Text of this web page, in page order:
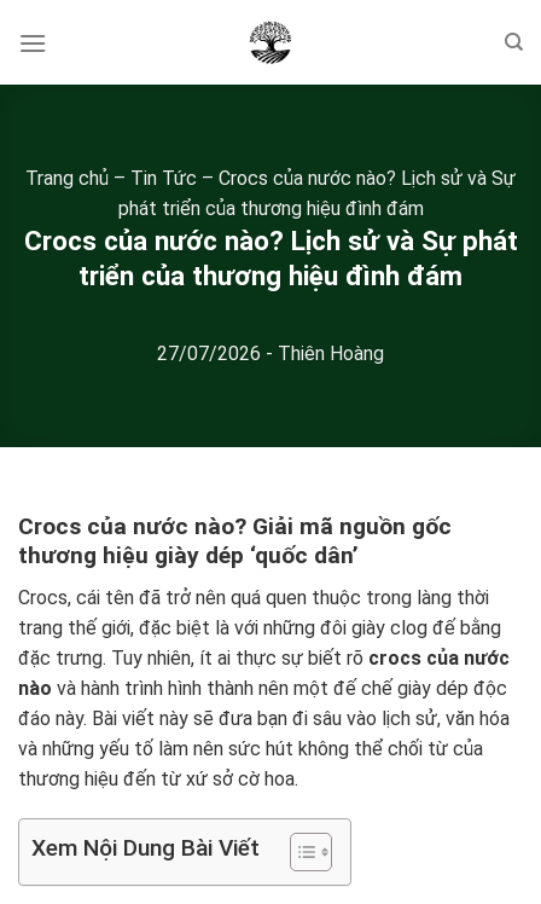
Trang chủ – Tin Tức – Crocs của nước nào? Lịch sử và Sự
phát triển của thương hiệu đình đám
Crocs của nước nào? Lịch sử và Sự phát
triển của thương hiệu đình đám
27/07/2026 - Thiên Hoàng
Crocs của nước nào? Giải mã nguồn gốc
thương hiệu giày dép ‘quốc dân’
Crocs, cái tên đã trở nên quá quen thuộc trong làng thời
trang thế giới, đặc biệt là với những đôi giày clog đế bằng
đặc trưng. Tuy nhiên, ít ai thực sự biết rõ crocs của nước
nào và hành trình hình thành nên một đế chế giày dép độc
đáo này. Bài viết này sẽ đưa bạn đi sâu vào lịch sử, văn hóa
và những yếu tố làm nên sức hút không thể chối từ của
thương hiệu đến từ xứ sở cờ hoa.
Xem Nội Dung Bài Viết